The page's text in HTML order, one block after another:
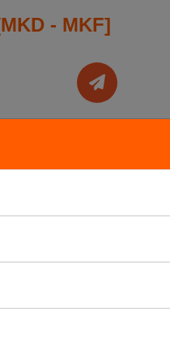
- MKF]